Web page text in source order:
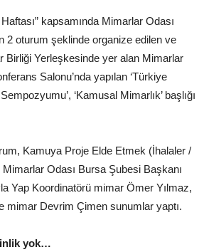
kapsamında Mimarlar Odası
2 oturum şeklinde organize edilen ve
Birliği Yerleşkesinde yer alan Mimarlar
Salonu’nda yapılan ‘Türkiye
‘Kamusal Mimarlık’ başlığı
Kamuya Proje Elde Etmek (İhalaler /
Mimarlar Odası Bursa Şubesi Başkanı
Yap Koordinatörü mimar Ömer Yılmaz,
mimar Devrim Çimen sunumlar yaptı.
yok…